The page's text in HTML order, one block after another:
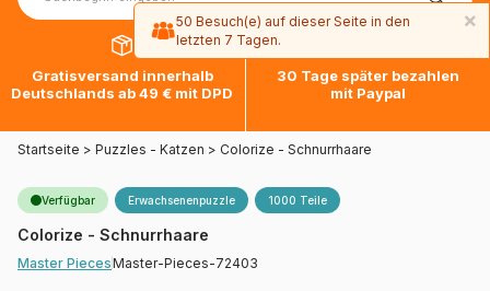
Gratisversand innerhalb
Deutschlands ab 49 € mit DPD
30 Tage später bezahlen
mit Paypal
Startseite > Puzzles - Katzen > Colorize - Schnurrhaare
Verfügbar Erwachsenenpuzzle 1000 Teile
Colorize - Schnurrhaare
Master PiecesMaster-Pieces-72403
×
50 Besuch(e) auf dieser Seite in den
letzten 7 Tagen.